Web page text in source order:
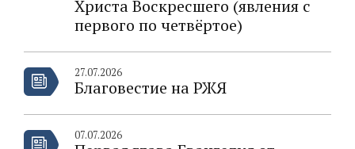
Христа Воскресшего (явления с
первого по четвёртое)
27.07.2026
Благовестие на РЖЯ
07.07.2026